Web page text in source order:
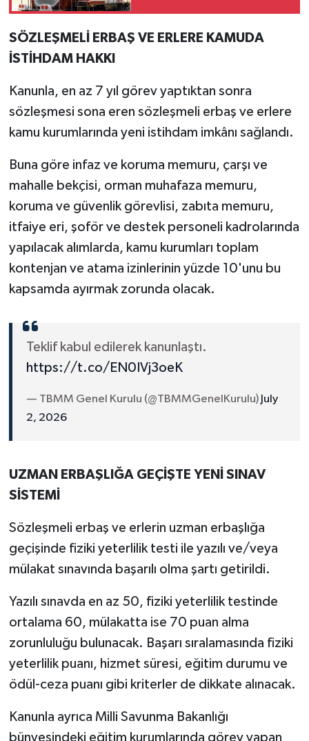
SÖZLEŞMELİ ERBAŞ VE ERLERE KAMUDA
İSTİHDAM HAKKI
Kanunla, en az 7 yıl görev yaptıktan sonra
sözleşmesi sona eren sözleşmeli erbaş ve erlere
kamu kurumlarında yeni istihdam imkânı sağlandı.
Buna göre infaz ve koruma memuru, çarşı ve
mahalle bekçisi, orman muhafaza memuru,
koruma ve güvenlik görevlisi, zabıta memuru,
itfaiye eri, şoför ve destek personeli kadrolarında
yapılacak alımlarda, kamu kurumları toplam
kontenjan ve atama izinlerinin yüzde 10'unu bu
kapsamda ayırmak zorunda olacak.
Teklif kabul edilerek kanunlaştı.
https://t.co/EN0IVj3oeK
— TBMM Genel Kurulu (@TBMMGenelKurulu) July
2, 2026
UZMAN ERBAŞLIĞA GEÇİŞTE YENİ SINAV
SİSTEMİ
Sözleşmeli erbaş ve erlerin uzman erbaşlığa
geçişinde fiziki yeterlilik testi ile yazılı ve/veya
mülakat sınavında başarılı olma şartı getirildi.
Yazılı sınavda en az 50, fiziki yeterlilik testinde
ortalama 60, mülakatta ise 70 puan alma
zorunluluğu bulunacak. Başarı sıralamasında fiziki
yeterlilik puanı, hizmet süresi, eğitim durumu ve
ödül-ceza puanı gibi kriterler de dikkate alınacak.
Kanunla ayrıca Milli Savunma Bakanlığı
bünyesindeki eğitim kurumlarında görev yapan